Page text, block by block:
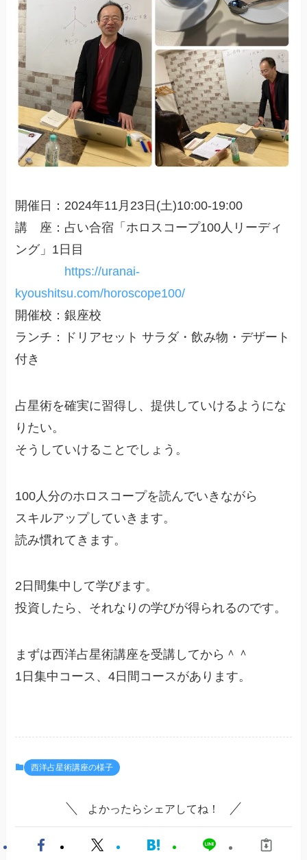
開催日：2024年11月23日(土)10:00-19:00
講 座：占い合宿「ホロスコープ100人リーディ
ング」1日目
https://uranai-
kyoushitsu.com/horoscope100/
開催校：銀座校
ランチ：ドリアセット サラダ・飲み物・デザート
付き
占星術を確実に習得し、提供していけるようにな
りたい。
そうしていけることでしょう。
100人分のホロスコープを読んでいきながら
スキルアップしていきます。
読み慣れてきます。
2日間集中して学びます。
投資したら、それなりの学びが得られるのです。
まずは西洋占星術講座を受講してから＾＾
1日集中コース、4日間コースがあります。
西洋占星術講座の様子
よかったらシェアしてね！